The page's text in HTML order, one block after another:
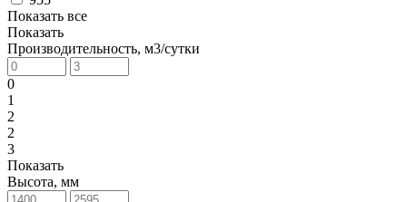
Показать все
Показать
Производительность, м3/сутки
0
1
2
2
3
Показать
Высота, мм